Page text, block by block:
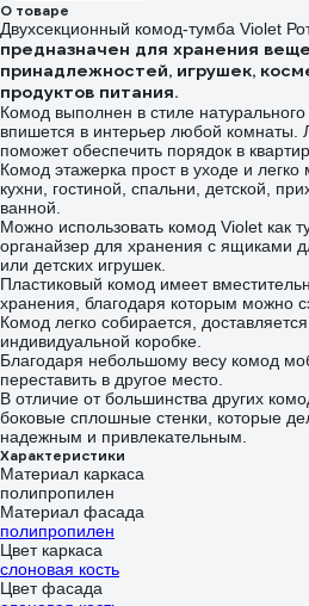
О товаре
Двухсекционный комод-тумба Violet
предназначен для хранения
принадлежностей, игрушек,
продуктов питания.
Комод выполнен в стиле
впишется в интерьер любой комнаты.
поможет обеспечить порядок в
Комод этажерка прост в уходе и
кухни, гостиной, спальни, детской,
ванной.
Можно использовать комод Violet как
органайзер для хранения с ящиками
или детских игрушек.
Пластиковый комод имеет
хранения, благодаря которым можно
Комод легко собирается,
индивидуальной коробке.
Благодаря небольшому весу комод
переставить в другое место.
В отличие от большинства других
боковые сплошные стенки, которые
надежным и привлекательным.
Характеристики
Материал каркаса
полипропилен
Материал фасада
полипропилен
Цвет каркаса
слоновая кость
Цвет фасада